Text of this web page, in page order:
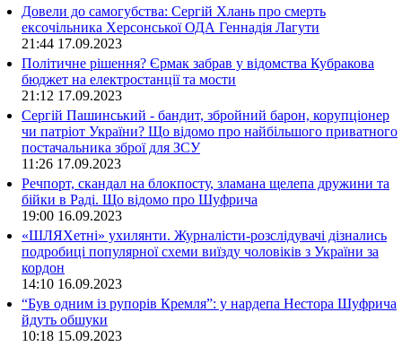
Довели до самогубства: Сергій Хлань про смерть
ексочільника Херсонської ОДА Геннадія Лагути
21:44 17.09.2023
Політичне рішення? Єрмак забрав у відомства Кубракова
бюджет на електростанції та мости
21:12 17.09.2023
Сергій Пашинський - бандит, збройний барон, корупціонер
чи патріот України? Що відомо про найбільшого приватного
постачальника зброї для ЗСУ
11:26 17.09.2023
Речпорт, скандал на блокпосту, зламана щелепа дружини та
бійки в Раді. Що відомо про Шуфрича
19:00 16.09.2023
«ШЛЯХетні» ухилянти. Журналісти-розслідувачі дізнались
подробиці популярної схеми виїзду чоловіків з України за
кордон
14:10 16.09.2023
“Був одним із рупорів Кремля”: у нардепа Нестора Шуфрича
йдуть обшуки
10:18 15.09.2023